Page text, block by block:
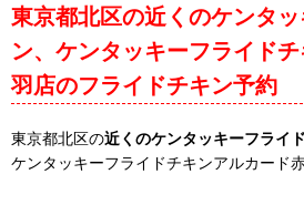
東京都北区の近くのケンタ
ン、ケンタッキーフライド
羽店のフライドチキン予約
東京都北区の近くのケンタッキーフライ
ケンタッキーフライドチキンアルカード